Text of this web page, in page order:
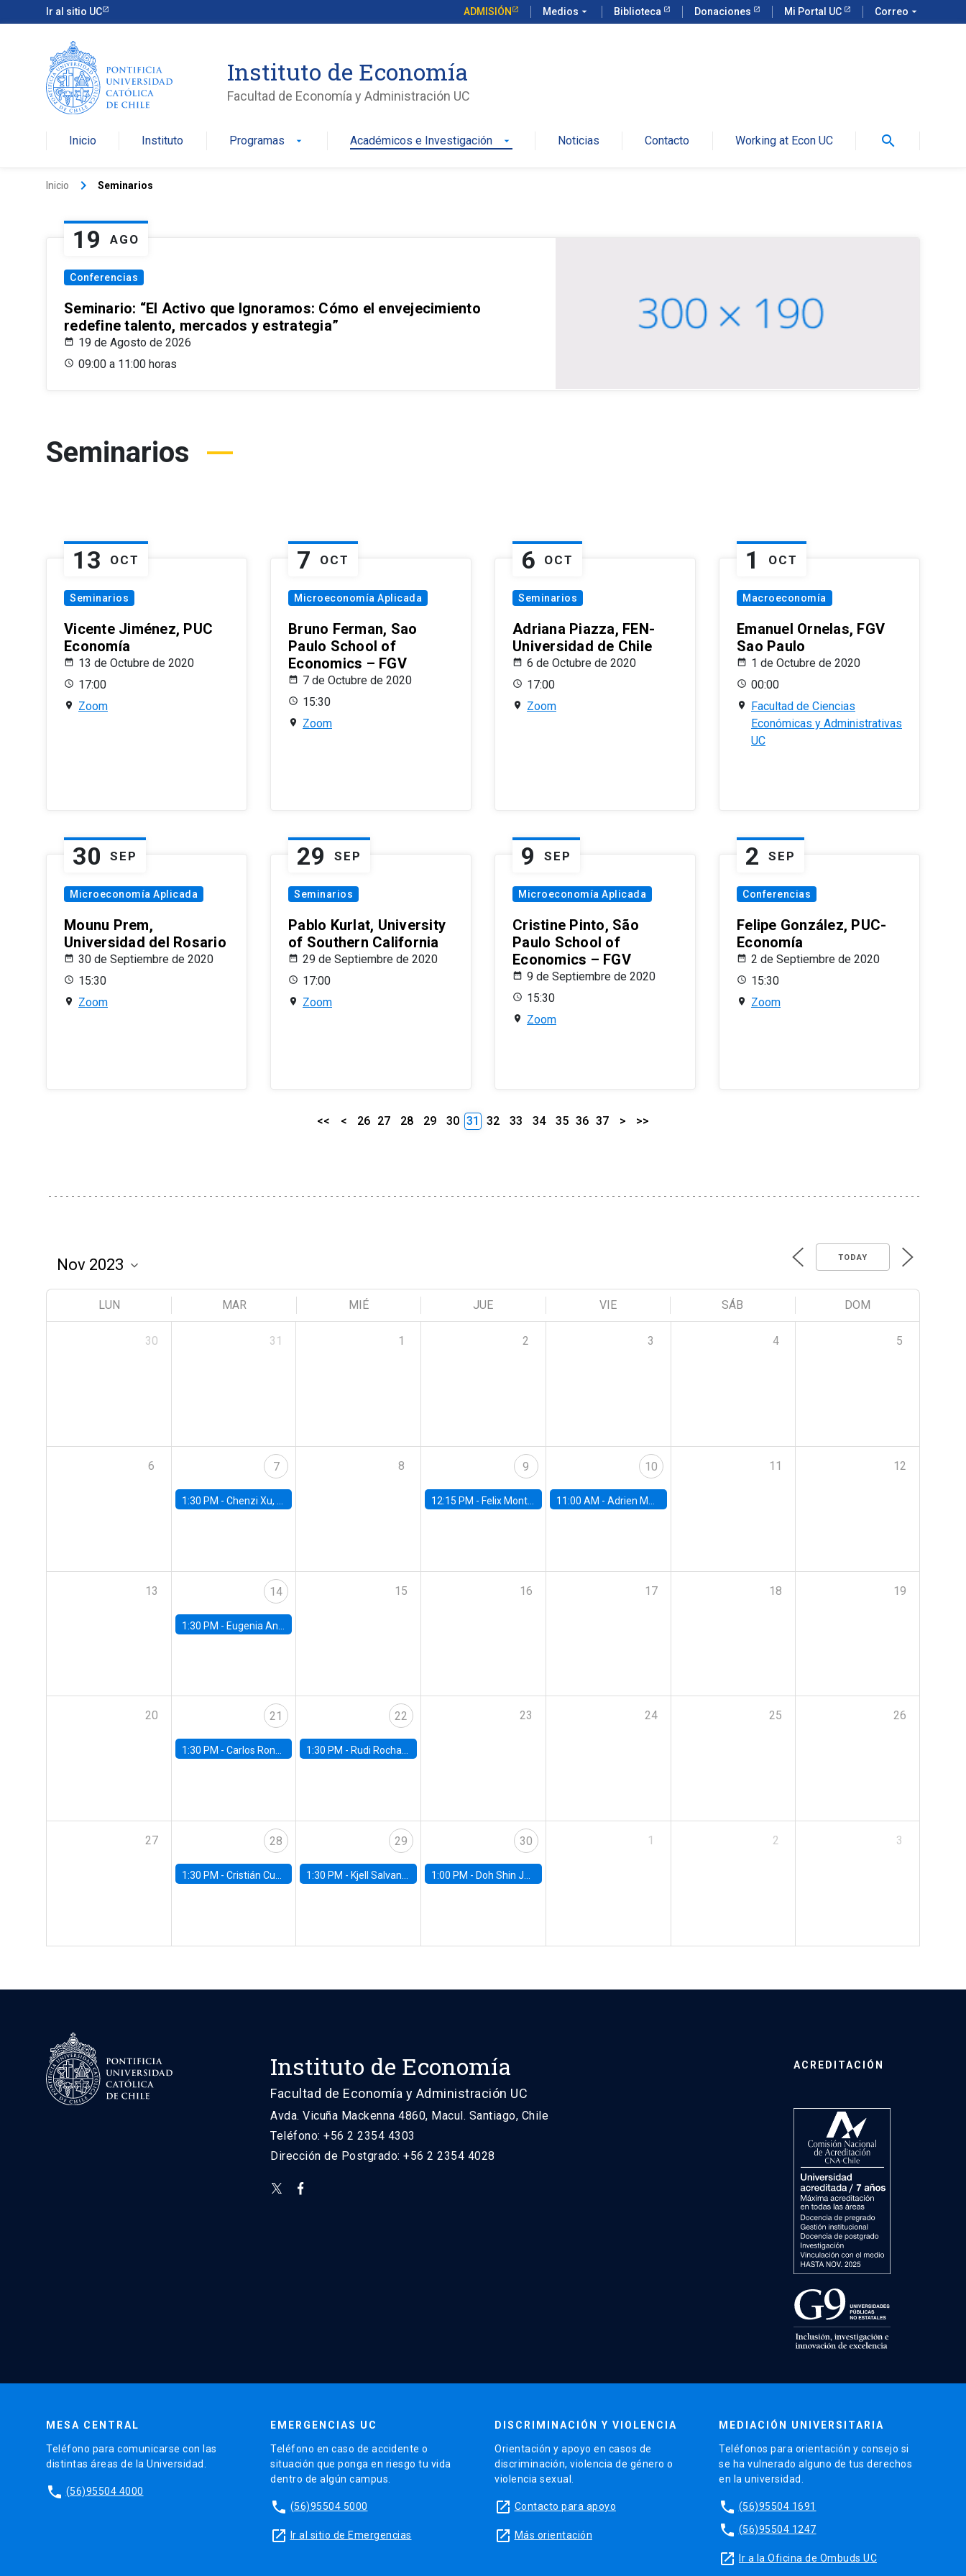
Ir al sitio UC ADMISIÓN Medios arrow_drop_down Biblioteca Donaciones Mi Portal UC Correo arrow_drop_down
Instituto de Economía
Facultad de Economía y Administración UC
Inicio Instituto Programas arrow_drop_down Académicos e Investigación arrow_drop_down Noticias Contacto Working at Econ UC search
Inicio keyboard_arrow_right Seminarios
19 AGO
Conferencias
Seminario: “El Activo que Ignoramos: Cómo el envejecimiento
redefine talento, mercados y estrategia”
19 de Agosto de 2026
09:00 a 11:00 horas
Seminarios
13 OCT
Seminarios
Vicente Jiménez, PUC
Economía
13 de Octubre de 2020
17:00
Zoom
7 OCT
Microeconomía Aplicada
Bruno Ferman, Sao
Paulo School of
Economics – FGV
7 de Octubre de 2020
15:30
Zoom
6 OCT
Seminarios
Adriana Piazza, FEN-
Universidad de Chile
6 de Octubre de 2020
17:00
Zoom
1 OCT
Macroeconomía
Emanuel Ornelas, FGV
Sao Paulo
1 de Octubre de 2020
00:00
Facultad de Ciencias
Económicas y Administrativas
UC
30 SEP
Microeconomía Aplicada
Mounu Prem,
Universidad del Rosario
30 de Septiembre de 2020
15:30
Zoom
29 SEP
Seminarios
Pablo Kurlat, University
of Southern California
29 de Septiembre de 2020
17:00
Zoom
9 SEP
Microeconomía Aplicada
Cristine Pinto, São
Paulo School of
Economics – FGV
9 de Septiembre de 2020
15:30
Zoom
2 SEP
Conferencias
Felipe González, PUC-
Economía
2 de Septiembre de 2020
15:30
Zoom
<< < 26 27 28 29 30 31 32 33 34 35 36 37 > >>
TODAY
LUN MAR MIÉ JUE VIE SÁB DOM
30 31 1 2 3 4 5
6 7
1:30 PM - Chenzi Xu, Stanford
8 9
12:15 PM - Felix Montag, Tuck School of Business, Dartmouth College
10
11:00 AM - Adrien Matray, Stanford
11 12
13 14
1:30 PM - Eugenia Andreasen, Universidad de Chile
15 16 17 18 19
20 21
1:30 PM - Carlos Rondón Moreno, Banco Central de Chile
22
1:30 PM - Rudi Rocha, FGV EAESP
23 24 25 26
27 28
1:30 PM - Cristián Cuevas, Universidad de Los Andes
29
1:30 PM - Kjell Salvanes, Norwegian School of Economics
30
1:00 PM - Doh Shin Jeon, Toulouse School of Economics
1 2 3
Instituto de Economía
Facultad de Economía y Administración UC
Avda. Vicuña Mackenna 4860, Macul. Santiago, Chile
Teléfono: +56 2 2354 4303
Dirección de Postgrado: +56 2 2354 4028
ACREDITACIÓN
MESA CENTRAL
Teléfono para comunicarse con las
distintas áreas de la Universidad.
phone (56)95504 4000
EMERGENCIAS UC
Teléfono en caso de accidente o
situación que ponga en riesgo tu vida
dentro de algún campus.
phone (56)95504 5000
launch Ir al sitio de Emergencias
DISCRIMINACIÓN Y VIOLENCIA
Orientación y apoyo en casos de
discriminación, violencia de género o
violencia sexual.
launch Contacto para apoyo
launch Más orientación
MEDIACIÓN UNIVERSITARIA
Teléfonos para orientación y consejo si
se ha vulnerado alguno de tus derechos
en la universidad.
phone (56)95504 1691
phone (56)95504 1247
launch Ir a la Oficina de Ombuds UC